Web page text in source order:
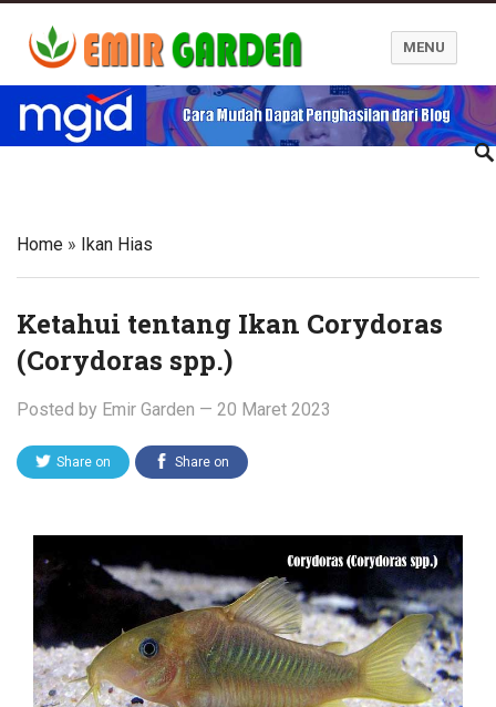
Blog Emir Garden
MENU
Home » Ikan Hias
Ketahui tentang Ikan Corydoras
(Corydoras spp.)
Posted by Emir Garden — 20 Maret 2023
Share on Share on